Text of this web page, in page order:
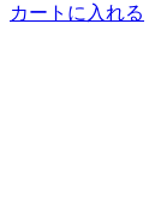
カートに入れる